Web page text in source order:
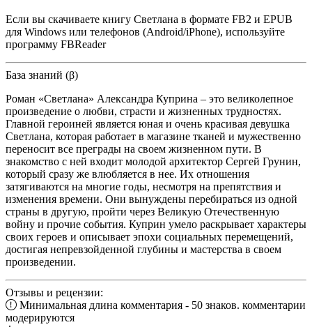
Если вы скачиваете книгу Светлана в формате FB2 и EPUB
для Windows или телефонов (Android/iPhone), используйте
программу FBReader
База знаний (β)
Роман «Светлана» Александра Куприна – это великолепное
произведение о любви, страсти и жизненных трудностях.
Главной героиней является юная и очень красивая девушка
Светлана, которая работает в магазине тканей и мужественно
переносит все преграды на своем жизненном пути. В
знакомство с ней входит молодой архитектор Сергей Грунин,
который сразу же влюбляется в нее. Их отношения
затягиваются на многие годы, несмотря на препятствия и
изменения времени. Они вынуждены перебираться из одной
страны в другую, пройти через Великую Отечественную
войну и прочие события. Куприн умело раскрывает характеры
своих героев и описывает эпохи социальных перемещений,
достигая непревзойденной глубины и мастерства в своем
произведении.
Отзывы и рецензии:
Минимальная длина комментария - 50 знаков. комментарии
модерируются